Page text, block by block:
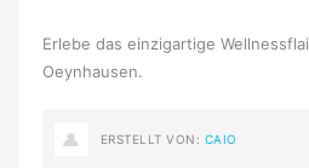
Erlebe das einzigartige
Oeynhausen.
ERSTELLT VON: CAIO